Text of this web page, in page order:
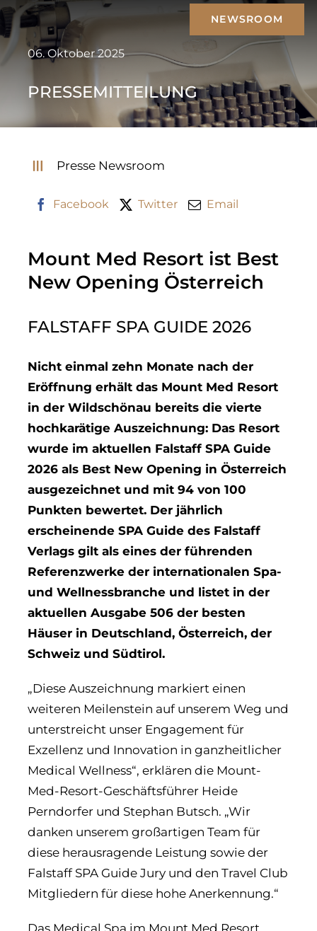
Zum
Inhalt
springen
NEWSROOM
06. Oktober 2025
PRESSEMITTEILUNG
Presse Newsroom
Facebook Twitter Email
Mount Med Resort ist Best
New Opening Österreich
FALSTAFF SPA GUIDE 2026
Nicht einmal zehn Monate nach der
Eröffnung erhält das Mount Med Resort
in der Wildschönau bereits die vierte
hochkarätige Auszeichnung: Das Resort
wurde im aktuellen Falstaff SPA Guide
2026 als Best New Opening in Österreich
ausgezeichnet und mit 94 von 100
Punkten bewertet. Der jährlich
erscheinende SPA Guide des Falstaff
Verlags gilt als eines der führenden
Referenzwerke der internationalen Spa-
und Wellnessbranche und listet in der
aktuellen Ausgabe 506 der besten
Häuser in Deutschland, Österreich, der
Schweiz und Südtirol.
„Diese Auszeichnung markiert einen
weiteren Meilenstein auf unserem Weg und
unterstreicht unser Engagement für
Exzellenz und Innovation in ganzheitlicher
Medical Wellness“, erklären die Mount-
Med-Resort-Geschäftsführer Heide
Perndorfer und Stephan Butsch. „Wir
danken unserem großartigen Team für
diese herausragende Leistung sowie der
Falstaff SPA Guide Jury und den Travel Club
Mitgliedern für diese hohe Anerkennung.“